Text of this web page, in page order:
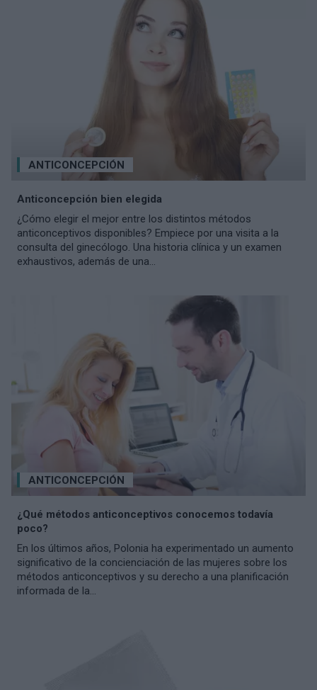
ANTICONCEPCIÓN
Anticoncepción bien elegida
¿Cómo elegir el mejor entre los distintos métodos
anticonceptivos disponibles? Empiece por una visita a la
consulta del ginecólogo. Una historia clínica y un examen
exhaustivos, además de una...
ANTICONCEPCIÓN
¿Qué métodos anticonceptivos conocemos todavía
poco?
En los últimos años, Polonia ha experimentado un aumento
significativo de la concienciación de las mujeres sobre los
métodos anticonceptivos y su derecho a una planificación
informada de la...